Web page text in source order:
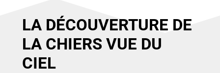
LA DÉCOUVERTURE DE
LA CHIERS VUE DU
CIEL